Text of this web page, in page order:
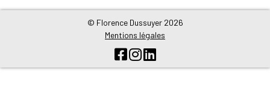
© Florence Dussuyer 2026
Mentions légales